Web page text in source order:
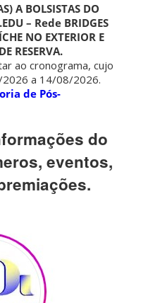
A BOLSISTAS DO
– Rede BRIDGES
NO EXTERIOR E
RESERVA.
ao cronograma, cujo
a 14/08/2026.
de Pós-
do
eventos,